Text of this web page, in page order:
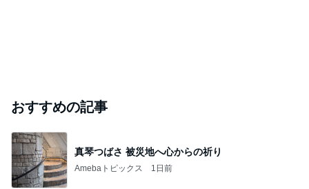
おすすめの記事
真琴つばさ 被災地へ心からの祈り
Amebaトピックス 1日前